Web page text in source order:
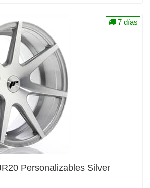
Personalizables Silver
7 días